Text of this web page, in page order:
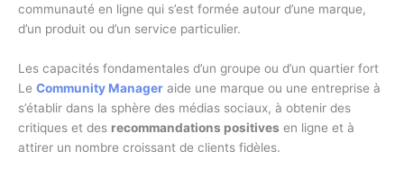
communauté en ligne qui s’est formée autour d’une marque,
d’un produit ou d’un service particulier.
Les capacités fondamentales d’un groupe ou d’un quartier fort
Le Community Manager aide une marque ou une entreprise à
s’établir dans la sphère des médias sociaux, à obtenir des
critiques et des recommandations positives en ligne et à
attirer un nombre croissant de clients fidèles.